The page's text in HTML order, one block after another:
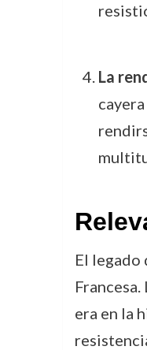
La
El legado
era en la